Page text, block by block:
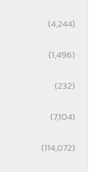
(4,244)
(1,496)
(232)
(7,104)
(114,072)